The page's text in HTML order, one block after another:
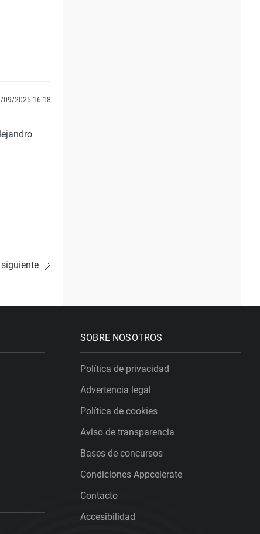
09/2025 16:18
siguiente
SOBRE NOSOTROS
Política de privacidad
Advertencia legal
Política de cookies
Aviso de transparencia
Bases de concursos
Condiciones Appcelerate
Contacto
Accesibilidad